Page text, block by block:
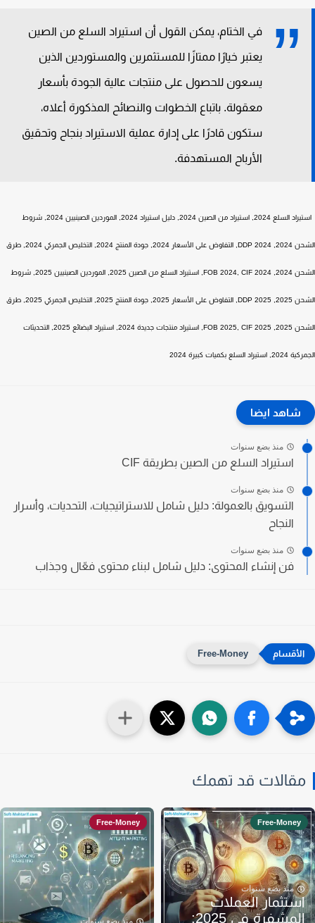
في الختام، يمكن القول أن استيراد السلع من الصين
يعتبر خيارًا ممتازًا للمستثمرين والمستوردين الذين
يسعون للحصول على منتجات عالية الجودة بأسعار
معقولة. باتباع الخطوات والنصائح المذكورة أعلاه،
ستكون قادرًا على إدارة عملية الاستيراد بنجاح وتحقيق
الأرباح المستهدفة.
استيراد السلع 2024, استيراد من الصين 2024, دليل استيراد 2024, الموردين الصينيين 2024, شروط
الشحن 2024, DDP 2024, التفاوض على الأسعار 2024, جودة المنتج 2024, التخليص الجمركي 2024, طرق
الشحن 2024, FOB 2024, CIF 2024, استيراد السلع من الصين 2025, الموردين الصينيين 2025, شروط
الشحن 2025, DDP 2025, التفاوض على الأسعار 2025, جودة المنتج 2025, التخليص الجمركي 2025, طرق
الشحن 2025, FOB 2025, CIF 2025, استيراد منتجات جديدة 2024, استيراد البضائع 2025, التحديثات
بكميات كبيرة 2024
شاهد ايضا
منذ بضع سنوات
استيراد السلع من الصين بطريقة CIF
منذ بضع سنوات
التسويق بالعمولة: دليل شامل للاستراتيجيات، التحديات، وأسرار
النجاح
منذ بضع سنوات
فن إنشاء المحتوى: دليل شامل لبناء محتوى فعّال وجذاب
Free-Money
قد تهمك
Free-Money
منذ بضع سنوات
العملات
المشفرة في 2025:
Free-Money
منذ بضع سنوات